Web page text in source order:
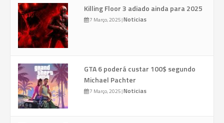
Killing Floor 3 adiado ainda para 2025
7 Março, 2025|Noticias
GTA 6 poderá custar 100$ segundo
Michael Pachter
7 Março, 2025|Noticias